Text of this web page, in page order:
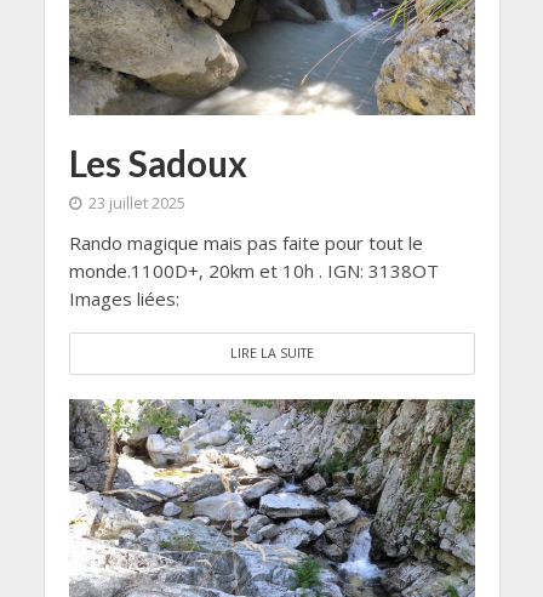
Les Sadoux
23 juillet 2025
Rando magique mais pas faite pour tout le
monde.1100D+, 20km et 10h . IGN: 3138OT
Images liées:
LIRE LA SUITE